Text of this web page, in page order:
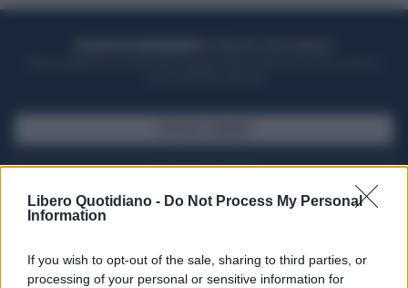
Libero Quotidiano - Do Not Process My Personal
Information
If you wish to opt-out of the sale, sharing to third parties, or
processing of your personal or sensitive information for